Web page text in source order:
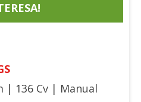
| 136 Cv | Manual